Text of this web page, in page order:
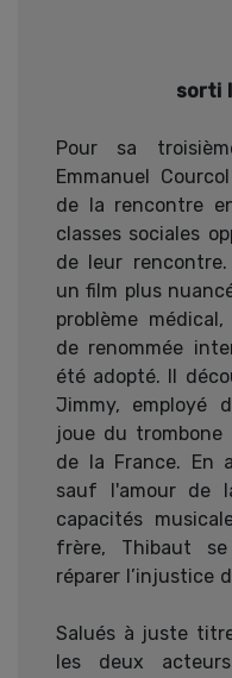
sorti
Pour sa
Emmanuel
de la rencontre
classes sociales
de leur
un film plus
problème
de renommée
été adopté. Il
Jimmy, employé
joue du
de la France. En
sauf l'amour de
capacités
frère, Thibaut
réparer l’injustice
Salués à juste
les deux